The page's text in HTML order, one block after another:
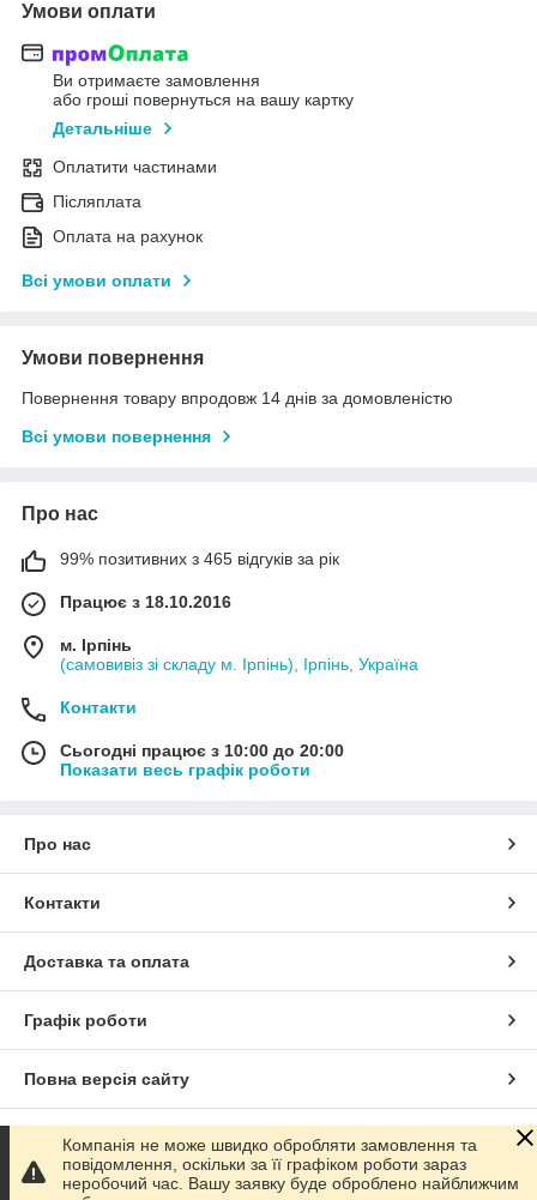
Умови оплати
Ви отримаєте замовлення
або гроші повернуться на вашу картку
Детальніше
Оплатити частинами
Післяплата
Оплата на рахунок
Всі умови оплати
Умови повернення
Повернення товару впродовж 14 днів за домовленістю
Всі умови повернення
Про нас
99% позитивних з 465 відгуків за рік
Працює з 18.10.2016
м. Ірпінь
(самовивіз зі складу м. Ірпінь), Ірпінь, Україна
Контакти
Сьогодні працює з 10:00 до 20:00
Показати весь графік роботи
Про нас
Контакти
Доставка та оплата
Графік роботи
Повна версія сайту
Сайт створено на маркетплейсіProm.ua
Компанія не може швидко обробляти замовлення та
повідомлення, оскільки за її графіком роботи зараз
неробочий час. Вашу заявку буде оброблено найближчим